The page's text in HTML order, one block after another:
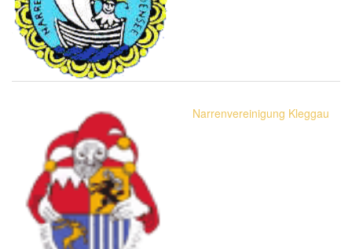
Narrenvereinigung Kleggau